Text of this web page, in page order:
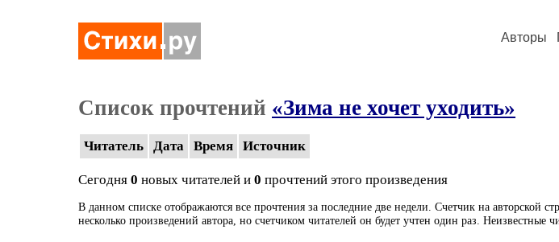
Авторы
Список прочтений «Зима не хочет уходить»
Читатель Дата Время Источник
Сегодня 0 новых читателей и 0 прочтений этого произведения
В данном списке отображаются все прочтения за последние две недели. Счетчик на авторской
несколько произведений автора, но счетчиком читателей он будет учтен один раз. Неизвестные